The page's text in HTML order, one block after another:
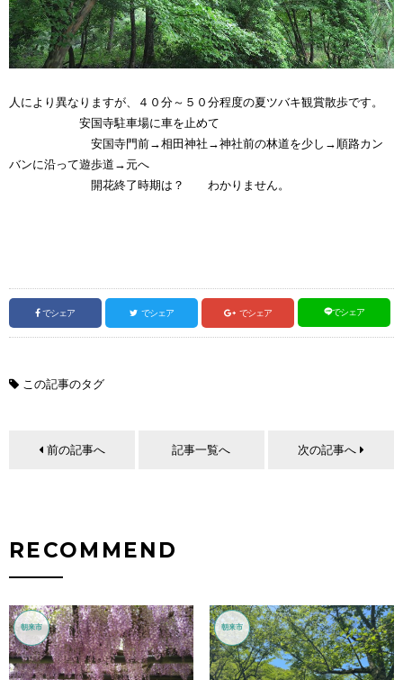
人により異なりますが、４０分～５０分程度の夏ツバキ観賞散歩です。
安国寺駐車場に車を止めて
安国寺門前→相田神社→神社前の林道を少し→順路カン
バンに沿って遊歩道→元へ
開花終了時期は？ わかりません。
でシェア でシェア でシェア でシェア
この記事のタグ
前の記事へ 記事一覧へ 次の記事へ
RECOMMEND
朝来市 朝来市